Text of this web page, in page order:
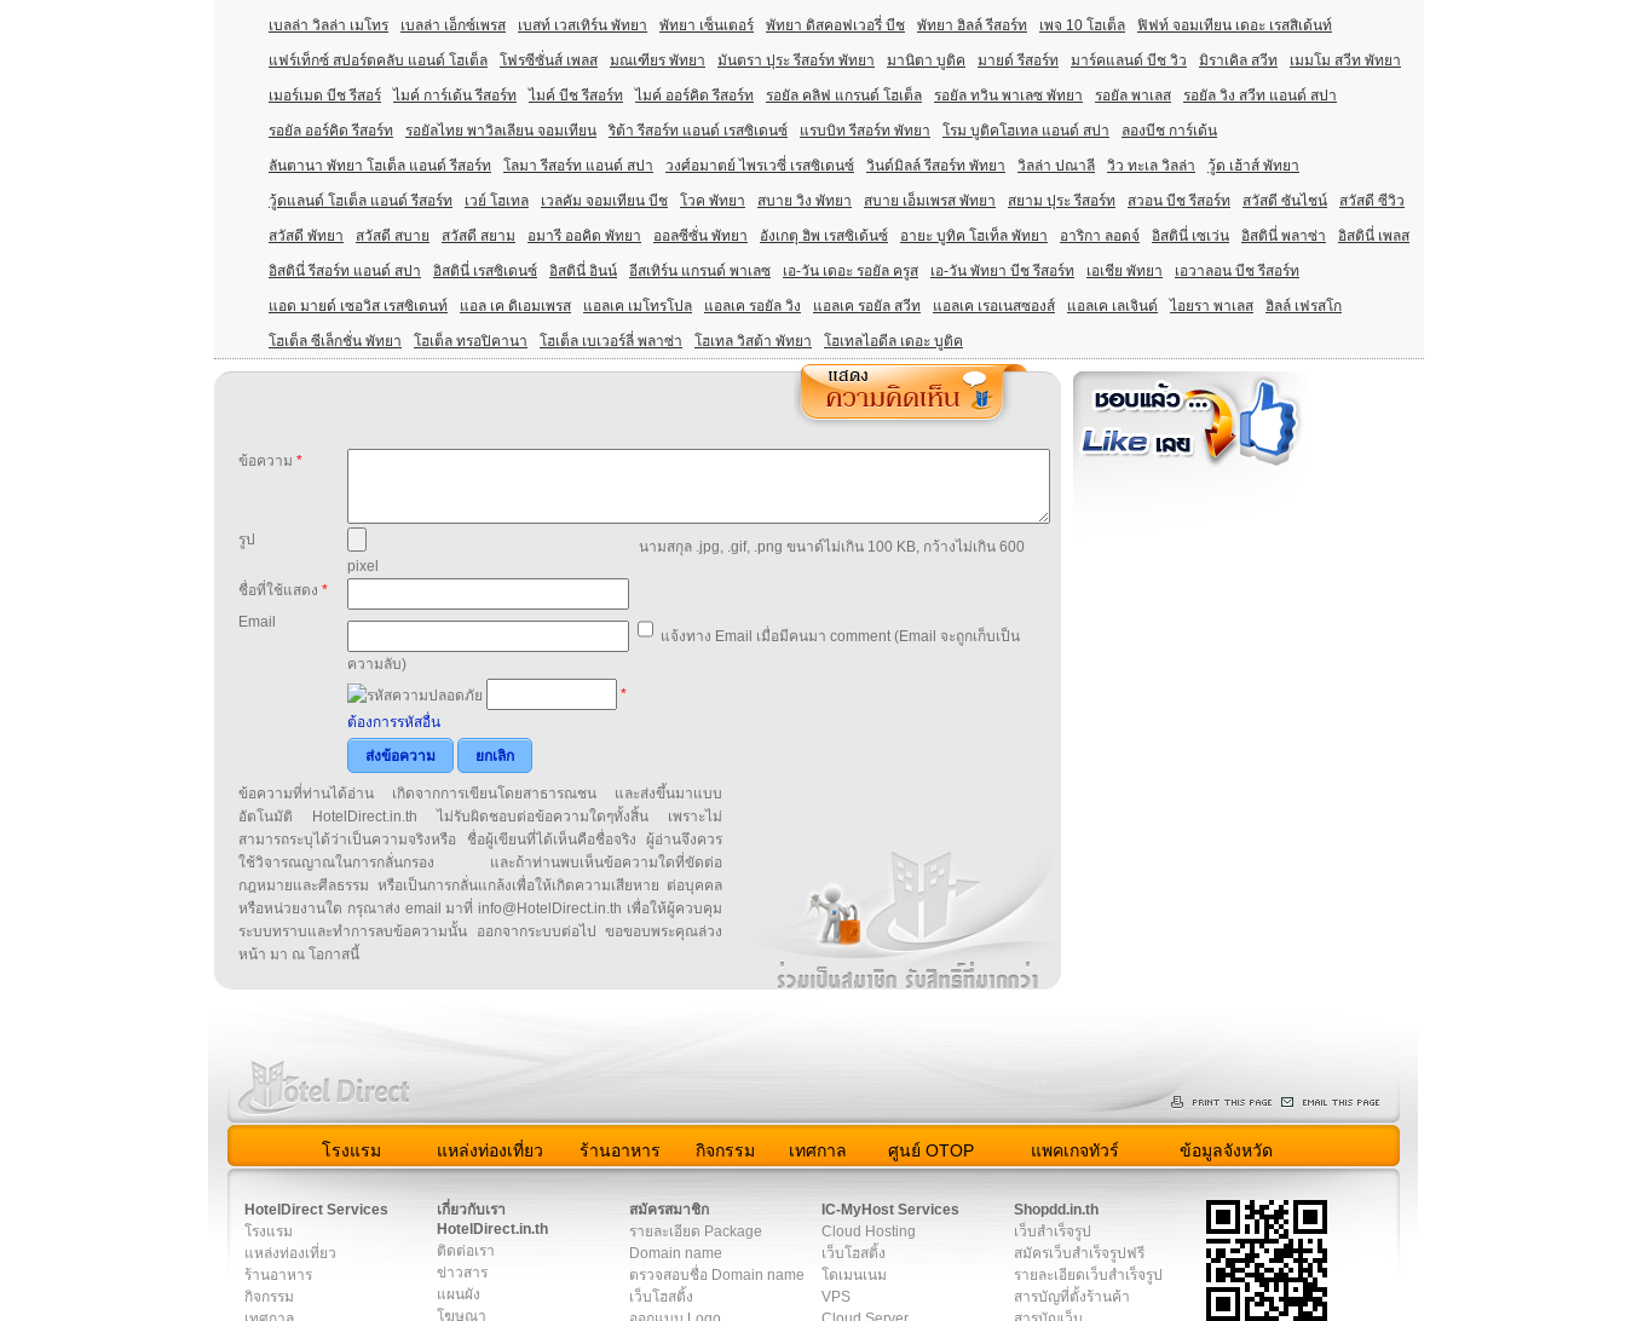
เบลล่า วิลล่า เมโทร เบลล่า เอ็กซ์เพรส เบสท์ เวสเทิร์น พัทยา พัทยา เซ็นเตอร์ พัทยา ดิสคอฟเวอรี่ บีช พัทยา ฮิลล์ รีสอร์ท เพจ 10 โฮเต็ล ฟิฟท์ จอมเทียน เดอะ เรสสิเด้นท์
แฟร์เท็กซ์ สปอร์ตคลับ แอนด์ โฮเต็ล โฟรซีซั่นส์ เพลส มณเฑียร พัทยา มันตรา ปุระ รีสอร์ท พัทยา มานิตา บูติค มายด์ รีสอร์ท มาร์คแลนด์ บีช วิว มิราเคิล สวีท เมมโม สวีท พัทยา
เมอร์เมด บีช รีสอร์ ไมค์ การ์เด้น รีสอร์ท ไมค์ บีช รีสอร์ท ไมค์ ออร์คิด รีสอร์ท รอยัล คลิฟ แกรนด์ โฮเต็ล รอยัล ทวิน พาเลซ พัทยา รอยัล พาเลส รอยัล วิง สวีท แอนด์ สปา
รอยัล ออร์คิด รีสอร์ท รอยัลไทย พาวิลเลียน จอมเทียน ริต้า รีสอร์ท แอนด์ เรสซิเดนซ์ แรบบิท รีสอร์ท พัทยา โรม บูติคโฮเทล แอนด์ สปา ลองบีช การ์เด้น
ลันตานา พัทยา โฮเต็ล แอนด์ รีสอร์ท โลมา รีสอร์ท แอนด์ สปา วงศ์อมาตย์ ไพรเวซี่ เรสซิเดนซ์ วินด์มิลล์ รีสอร์ท พัทยา วิลล่า ปณาลี วิว ทะเล วิลล่า วู้ด เฮ้าส์ พัทยา
วู้ดแลนด์ โฮเต็ล แอนด์ รีสอร์ท เวย์ โฮเทล เวลคัม จอมเทียน บีช โวค พัทยา สบาย วิง พัทยา สบาย เอ็มเพรส พัทยา สยาม ปุระ รีสอร์ท สวอน บีช รีสอร์ท สวัสดี ซันไชน์ สวัสดี ซีวิว
สวัสดี พัทยา สวัสดี สบาย สวัสดี สยาม อมารี ออคิด พัทยา ออลซีซั่น พัทยา อังเกตุ ฮิพ เรสซิเด้นซ์ อายะ บูทิค โฮเท็ล พัทยา อาริกา ลอดจ์ อิสตินี่ เซเว่น อิสตินี่ พลาซ่า อิสตินี่ เพลส
อิสตินี่ รีสอร์ท แอนด์ สปา อิสตินี่ เรสซิเดนซ์ อิสตินี่ อินน์ อีสเทิร์น แกรนด์ พาเลซ เอ-วัน เดอะ รอยัล ครูส เอ-วัน พัทยา บีช รีสอร์ท เอเชีย พัทยา เอวาลอน บีช รีสอร์ท
แอด มายด์ เซอวิส เรสซิเดนท์ แอล เค ดิเอมเพรส แอลเค เมโทรโปล แอลเค รอยัล วิง แอลเค รอยัล สวีท แอลเค เรอเนสซองส์ แอลเค เลเจินด์ ไอยรา พาเลส ฮิลล์ เฟรสโก
โฮเต็ล ซีเล็กชั่น พัทยา โฮเต็ล ทรอปิคานา โฮเต็ล เบเวอร์ลี่ พลาซ่า โฮเทล วิสต้า พัทยา โฮเทลไอดีล เดอะ บูติค
ข้อความ *
รูป
นามสกุล .jpg, .gif, .png ขนาด์ไม่เกิน 100 KB, กว้างไม่เกิน 600
pixel
ชื่อที่ใช้แสดง *
Email
แจ้งทาง Email เมื่อมีคนมา comment (Email จะถูกเก็บเป็น
ความลับ)
*
ต้องการรหัสอื่น
ส่งข้อความ
ยกเลิก
ข้อความที่ท่านได้อ่าน เกิดจากการเขียนโดยสาธารณชน และส่งขึ้นมาแบบ
อัตโนมัติ HotelDirect.in.th ไม่รับผิดชอบต่อข้อความใดๆทั้งสิ้น เพราะไม่
สามารถระบุได้ว่าเป็นความจริงหรือ ชื่อผู้เขียนที่ได้เห็นคือชื่อจริง ผู้อ่านจึงควร
ใช้วิจารณญาณในการกลั่นกรอง และถ้าท่านพบเห็นข้อความใดที่ขัดต่อ
กฎหมายและศีลธรรม หรือเป็นการกลั่นแกล้งเพื่อให้เกิดความเสียหาย ต่อบุคคล
หรือหน่วยงานใด กรุณาส่ง email มาที่ info@HotelDirect.in.th เพื่อให้ผู้ควบคุม
ระบบทราบและทำการลบข้อความนั้น ออกจากระบบต่อไป ขอขอบพระคุณล่วง
หน้า มา ณ โอกาสนี้
โรงแรม แหล่งท่องเที่ยว ร้านอาหาร กิจกรรม เทศกาล ศูนย์ OTOP แพคเกจทัวร์ ข้อมูลจังหวัด
HotelDirect Services
โรงแรม
แหล่งท่องเที่ยว
ร้านอาหาร
กิจกรรม
เกี่ยวกับเรา
HotelDirect.in.th
ติดต่อเรา
ข่าวสาร
แผนผัง
โฆษณา
สมัครสมาชิก
รายละเอียด Package
Domain name
ตรวจสอบชื่อ Domain name
เว็บโฮสติ้ง
IC-MyHost Services
Cloud Hosting
เว็บโฮสติ้ง
โดเมนเนม
VPS
Shopdd.in.th
เว็บสำเร็จรูป
สมัครเว็บสำเร็จรูปฟรี
รายละเอียดเว็บสำเร็จรูป
สารบัญที่ตั้งร้านค้า